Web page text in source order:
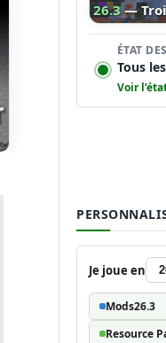
26.3 —
ÉTAT
Tous
Voir
Je joue en
Mods26.3
Resource